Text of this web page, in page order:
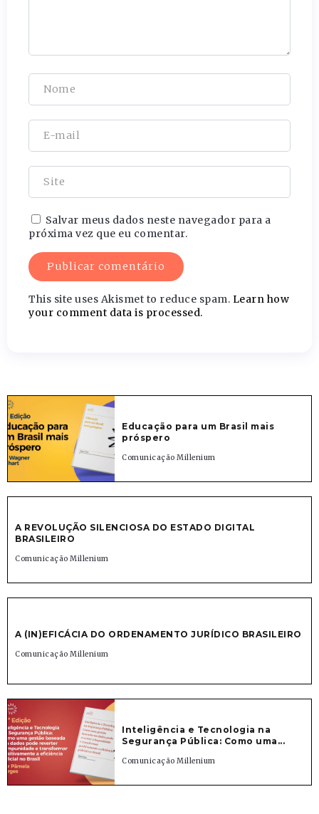
Salvar meus dados neste navegador para a
próxima vez que eu comentar.
This site uses Akismet to reduce spam. Learn how
your comment data is processed.
Educação para um Brasil mais
próspero
Comunicação Millenium
A REVOLUÇÃO SILENCIOSA DO ESTADO DIGITAL
BRASILEIRO
Comunicação Millenium
A (IN)EFICÁCIA DO ORDENAMENTO JURÍDICO BRASILEIRO
Comunicação Millenium
Inteligência e Tecnologia na
Segurança Pública: Como uma...
Comunicação Millenium